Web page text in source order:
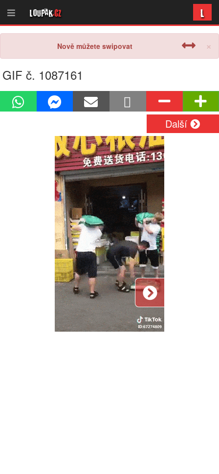
Loupak.cz L
×
Nově můžete swipovat
GIF č. 1087161
Další